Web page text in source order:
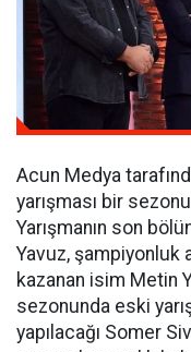
Acun Medya
yarışması bir
Yarışmanın son
Yavuz, şampiyonluk
kazanan isim Metin
sezonunda eski
yapılacağı Somer